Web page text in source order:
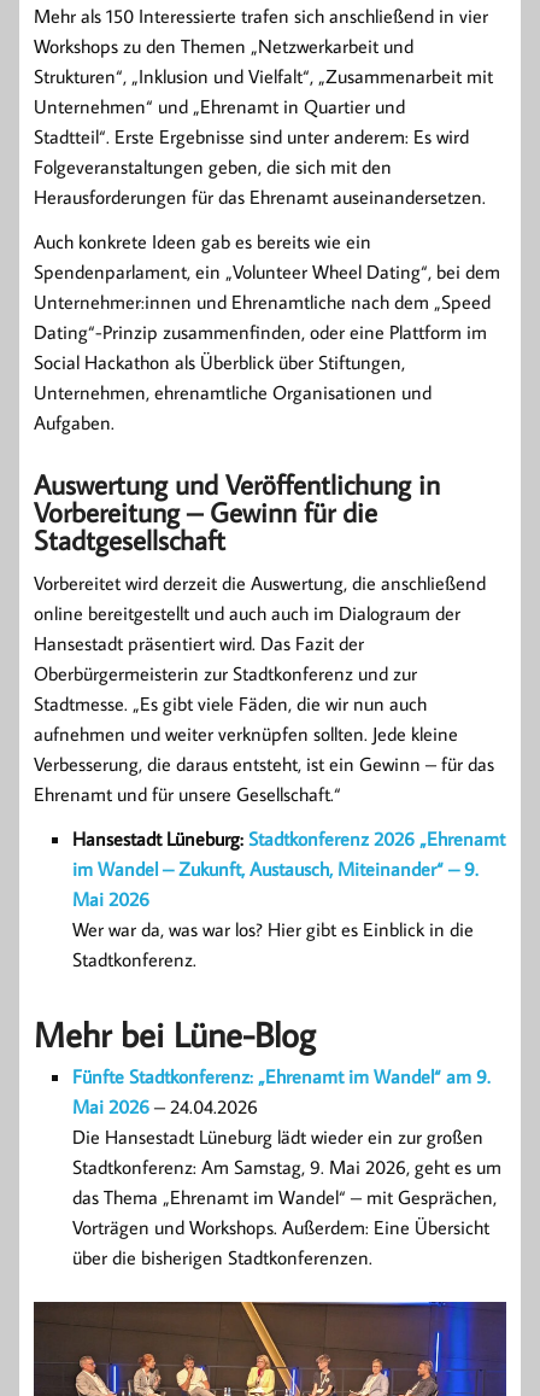
Mehr als 150 Interessierte trafen sich anschließend in vier
Workshops zu den Themen „Netzwerkarbeit und
Strukturen“, „Inklusion und Vielfalt“, „Zusammenarbeit mit
Unternehmen“ und „Ehrenamt in Quartier und
Stadtteil“. Erste Ergebnisse sind unter anderem: Es wird
Folgeveranstaltungen geben, die sich mit den
Herausforderungen für das Ehrenamt auseinandersetzen.
Auch konkrete Ideen gab es bereits wie ein
Spendenparlament, ein „Volunteer Wheel Dating“, bei dem
Unternehmer:innen und Ehrenamtliche nach dem „Speed
Dating“-Prinzip zusammenfinden, oder eine Plattform im
Social Hackathon als Überblick über Stiftungen,
Unternehmen, ehrenamtliche Organisationen und
Aufgaben.
Auswertung und Veröffentlichung in
Vorbereitung – Gewinn für die
Stadtgesellschaft
Vorbereitet wird derzeit die Auswertung, die anschließend
online bereitgestellt und auch auch im Dialograum der
Hansestadt präsentiert wird. Das Fazit der
Oberbürgermeisterin zur Stadtkonferenz und zur
Stadtmesse. „Es gibt viele Fäden, die wir nun auch
aufnehmen und weiter verknüpfen sollten. Jede kleine
Verbesserung, die daraus entsteht, ist ein Gewinn – für das
Ehrenamt und für unsere Gesellschaft.“
Hansestadt Lüneburg: Stadtkonferenz 2026 „Ehrenamt
im Wandel – Zukunft, Austausch, Miteinander“ – 9.
Mai 2026
Wer war da, was war los? Hier gibt es Einblick in die
Stadtkonferenz.
Mehr bei Lüne-Blog
Fünfte Stadtkonferenz: „Ehrenamt im Wandel“ am 9.
Mai 2026 – 24.04.2026
Die Hansestadt Lüneburg lädt wieder ein zur großen
Stadtkonferenz: Am Samstag, 9. Mai 2026, geht es um
das Thema „Ehrenamt im Wandel“ – mit Gesprächen,
Vorträgen und Workshops. Außerdem: Eine Übersicht
über die bisherigen Stadtkonferenzen.